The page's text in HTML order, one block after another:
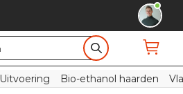
Uitvoering Bio-ethanol haarden